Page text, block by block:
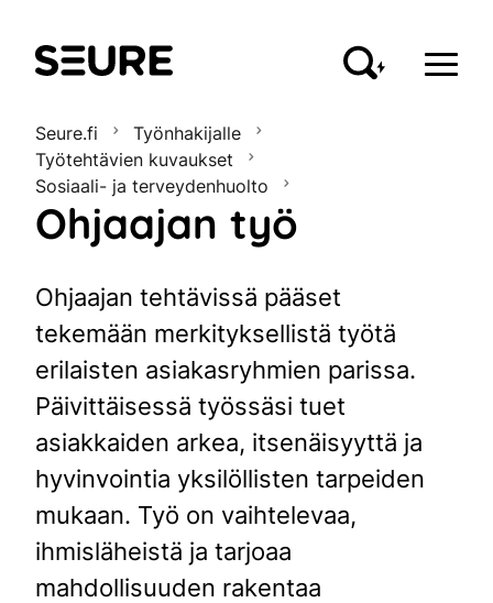
Seure
Seure.fi
Työnhakijalle
Työtehtävien kuvaukset
Sosiaali- ja terveydenhuolto
Ohjaajan työ
Ohjaajan tehtävissä pääset
tekemään merkityksellistä työtä
erilaisten asiakasryhmien parissa.
Päivittäisessä työssäsi tuet
asiakkaiden arkea, itsenäisyyttä ja
hyvinvointia yksilöllisten tarpeiden
mukaan. Työ on vaihtelevaa,
ihmisläheistä ja tarjoaa
mahdollisuuden rakentaa